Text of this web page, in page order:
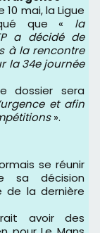
mai, la Ligue
que « la
a décidé de
à la rencontre
la 34e journée
dossier sera
et afin
».
se réunir
sa décision
de la dernière
avoir des